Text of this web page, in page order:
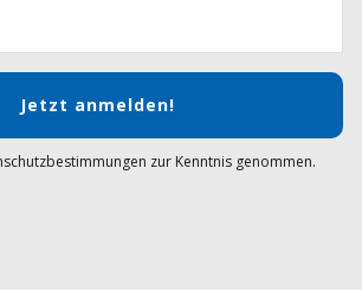
Jetzt anmelden!
zur Kenntnis genommen.